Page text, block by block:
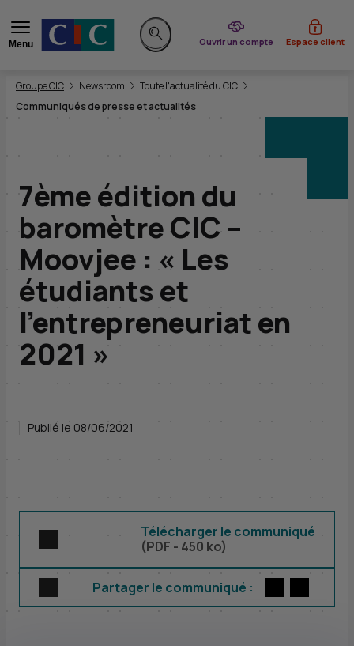
Menu
Rechercher sur le site
Ouvrir un compte
du CIC Espace client
Vous êtes ici:
Groupe CIC Newsroom
Toute l'actualité du CIC
Communiqués de presse et actualités
7ème édition du
baromètre CIC –
Moovjee : « Les
étudiants et
l’entrepreneuriat en
2021 »
Publié le 08/06/2021
Télécharger le communiqué
(PDF - 450 ko)
Partager le communiqué :